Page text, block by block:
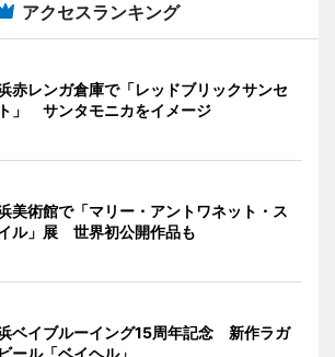
アクセスランキング
赤レンガ倉庫で「レッドブリックサンセ
」 サンタモニカをイメージ
美術館で「マリー・アントワネット・ス
ル」展 世界初公開作品も
ベイブルーイング15周年記念 新作ラガ
ール「ベイヘル」